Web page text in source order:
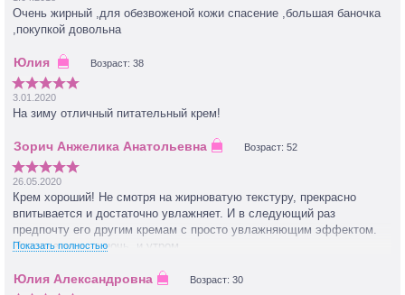
Очень жирный ,для обезвоженой кожи спасение ,большая баночка
,покупкой довольна
Возраст: 38
3.01.2020
На зиму отличный питательный крем!
Возраст: 52
26.05.2020
Крем хороший! Не смотря на жирноватую текстуру, прекрасно
впитывается и достаточно увлажняет. И в следующий раз
предпочту его другим кремам с просто увлажняющим эффектом.
Использую и на ночь, и утром.
Показать полностью
Возраст: 30